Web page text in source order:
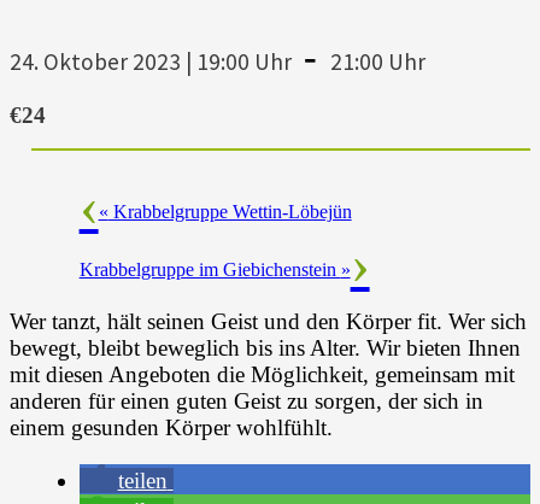
24. Oktober 2023 | 19:00 Uhr - 21:00 Uhr
€24
« Krabbelgruppe Wettin-Löbejün
Krabbelgruppe im Giebichenstein »
Wer tanzt, hält seinen Geist und den Körper fit. Wer sich
bewegt, bleibt beweglich bis ins Alter. Wir bieten Ihnen
mit diesen Angeboten die Möglichkeit, gemeinsam mit
anderen für einen guten Geist zu sorgen, der sich in
einem gesunden Körper wohlfühlt.
teilen